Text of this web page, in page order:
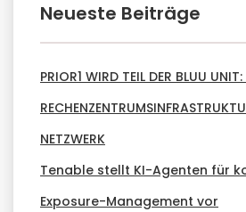
Neueste Beiträge
PRIOR1 WIRD TEIL DER BLUU UNIT:
NETZWERK
Tenable stellt KI-Agenten für
Exposure-Management vor